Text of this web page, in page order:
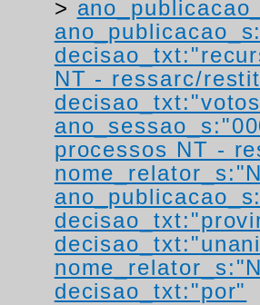
>
NT - ressarc/
processos NT -
decisao_txt:"por"